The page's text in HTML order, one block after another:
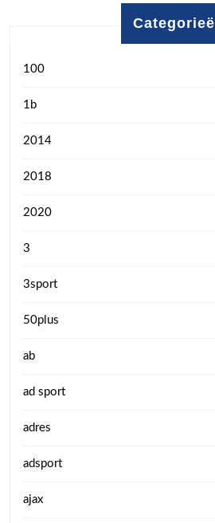
100
1b
2014
2018
2020
3
3sport
50plus
ab
ad sport
adres
adsport
ajax